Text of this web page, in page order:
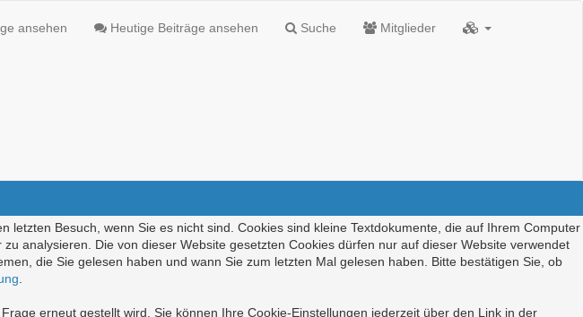
ansehen Heutige Beiträge ansehen Suche Mitglieder
Besuch, wenn Sie es nicht sind. Cookies sind kleine Textdokumente, die auf Ihrem Computer
analysieren. Die von dieser Website gesetzten Cookies dürfen nur auf dieser Website verwendet
die Sie gelesen haben und wann Sie zum letzten Mal gelesen haben. Bitte bestätigen Sie, ob
erneut gestellt wird. Sie können Ihre Cookie-Einstellungen jederzeit über den Link in der